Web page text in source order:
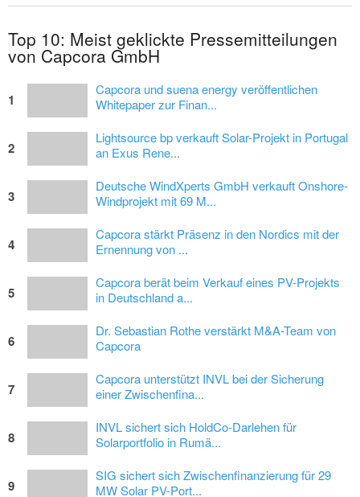
Top 10: Meist geklickte Pressemitteilungen
von Capcora GmbH
1
Capcora und suena energy veröffentlichen
Whitepaper zur Finan...
2
Lightsource bp verkauft Solar-Projekt in Portugal
an Exus Rene...
3
Deutsche WindXperts GmbH verkauft Onshore-
Windprojekt mit 69 M...
4
Capcora stärkt Präsenz in den Nordics mit der
Ernennung von ...
5
Capcora berät beim Verkauf eines PV-Projekts
in Deutschland a...
6
Dr. Sebastian Rothe verstärkt M&A-Team von
Capcora
7
Capcora unterstützt INVL bei der Sicherung
einer Zwischenfina...
8
INVL sichert sich HoldCo-Darlehen für
Solarportfolio in Rumä...
9
SIG sichert sich Zwischenfinanzierung für 29
MW Solar PV-Port...